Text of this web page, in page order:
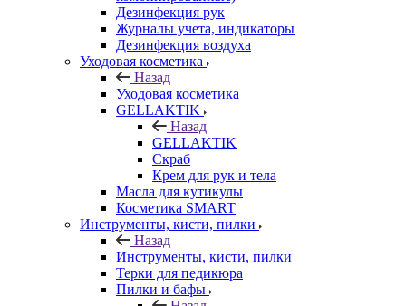
Дезинфекция рук
Журналы учета, индикаторы
Дезинфекция воздуха
Уходовая косметика
Назад
Уходовая косметика
GELLAKTIK
Назад
GELLAKTIK
Скраб
Крем для рук и тела
Масла для кутикулы
Косметика SMART
Инструменты, кисти, пилки
Назад
Инструменты, кисти, пилки
Терки для педикюра
Пилки и бафы